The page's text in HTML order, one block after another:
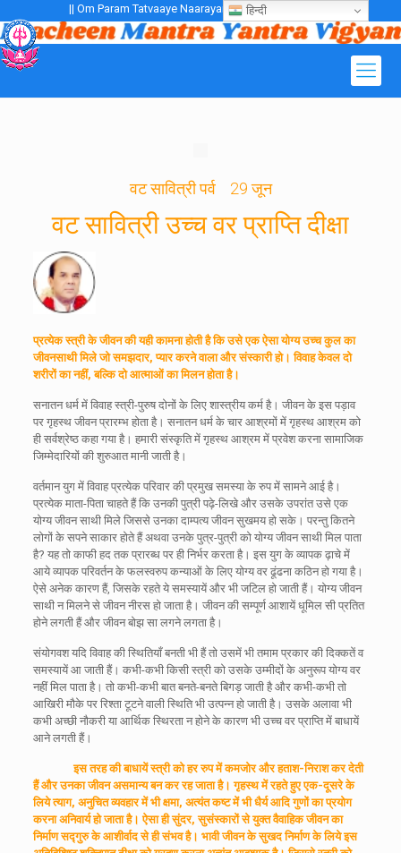
|| Om Param Tatvaaye Naarayanaaye Gurubhayo NamaH ||
वट सावित्री पर्व 29 जून
वट सावित्री उच्‍च वर प्राप्ति दीक्षा
प्रत्येक स्त्री के जीवन की यही कामना होती है कि उसे एक ऐसा योग्य उच्च कुल का
जीवनसाथी मिले जो समझदार, प्यार करने वाला और संस्कारी हो। विवाह केवल दो
शरीरों का नहीं, बल्कि दो आत्माओं का मिलन होता है।
सनातन धर्म में विवाह स्त्री-पुरुष दोनों के लिए शास्‍त्रीय कर्म है। जीवन के इस पड़ाव
पर गृहस्थ जीवन प्रारम्भ होता है। सनातन धर्म के चार आश्रमों में गृहस्थ आश्रम को
ही सर्वश्रेष्ठ कहा गया है। हमारी संस्कृति में गृहस्थ आश्रम में प्रवेश करना सामाजिक
जिम्मेदारियों की शुरुआत मानी जाती है।
वर्तमान युग में विवाह प्रत्येक परिवार की प्रमुख समस्या के रुप में सामने आई है।
प्रत्येक माता-पिता चाहते हैं कि उनकी पुत्री पढ़े-लिखे और उसके उपरांत उसे एक
योग्य जीवन साथी मिले जिससे उनका दाम्पत्य जीवन सुखमय हो सके। परन्तु कितने
लोगों के सपने साकार होते हैं अथवा उनके पुत्र-पुत्री को योग्य जीवन साथी मिल पाता
है? यह तो काफी हद तक प्रारब्‍ध पर ही निर्भर करता है। इस युग के व्यापक ढ़ाचे में
आये व्यापक परिवर्तन के फलस्वरुप कन्याओं के लिए योग्य वर ढूंढना कठिन हो गया है।
ऐसे अनेक कारण हैं, जिसके रहते ये समस्यायें और भी जटिल हो जाती हैं। योग्य जीवन
साथी न मिलने से जीवन नीरस हो जाता है। जीवन की सम्पूर्ण आशायें धूमिल सी प्रतित
होने लगती हैं और जीवन बोझ सा लगने लगता है।
संयोगवश यदि विवाह की स्थितियाँ बनती भी हैं तो उसमें भी तमाम प्रकार की दिक्कतें व
समस्यायें आ जाती हैं। कभी-कभी किसी स्त्री को उसके उम्मीदों के अनुरूप योग्य वर
नहीं मिल पाता है। तो कभी-कभी बात बनते-बनते बिगड़ जाती है और कभी-कभी तो
आखिरी मौके पर रिश्ता टूटने वाली स्थिति भी उत्पन्न हो जाती है। उसके अलावा भी
कभी अच्छी नौकरी या आर्थिक स्थिरता न होने के कारण भी उच्च वर प्राप्ति में बाधायें
आने लगती हैं।
इस तरह की बाधायें स्त्री को हर रुप में कमजोर और हताश-निराश कर देती
हैं और उनका जीवन असमान्य बन कर रह जाता है। गृहस्थ में रहते हुए एक-दूसरे के
लिये त्याग, अनुचित व्यवहार में भी क्षमा, अत्यंत कष्ट में भी धैर्य आदि गुणों का प्रयोग
करना अनिवार्य हो जाता है। ऐसा ही सुंदर, सुसंस्कारों से युक्त वैवाहिक जीवन का
निर्माण सद्गुरु के आशीर्वाद से ही संभव है। भावी जीवन के सुखद निर्माण के लिये इस
हिन्दी